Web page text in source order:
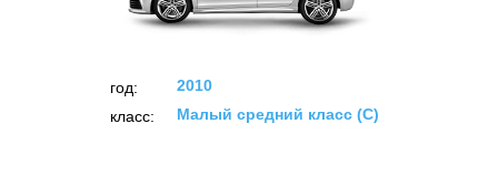
год:
2010
класс:
Малый средний класс (C)